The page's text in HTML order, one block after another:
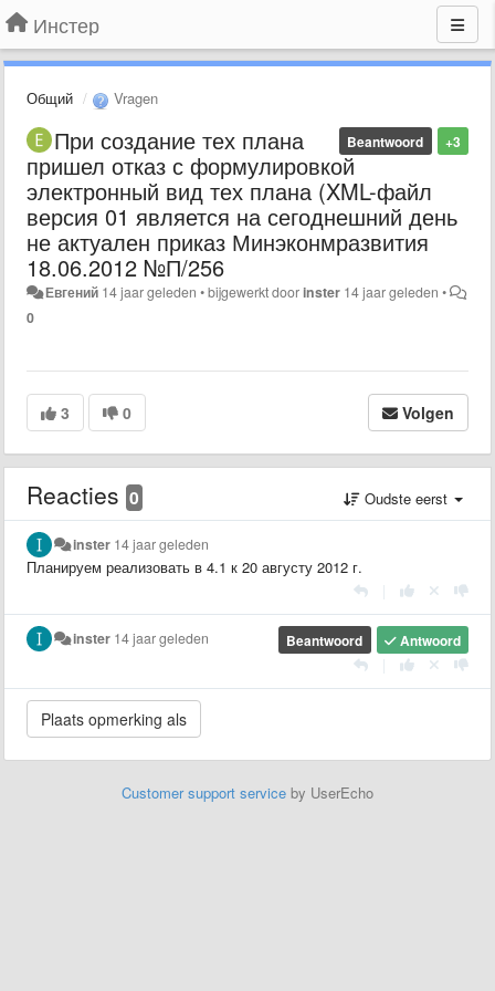
Инстер
Общий Vragen
+3
Beantwoord
При создание тех плана
пришел отказ с формулировкой
электронный вид тех плана (XML-файл
версия 01 является на сегоднешний день
не актуален приказ Минэконмразвития
18.06.2012 №П/256
Евгений 14 jaar geleden •bijgewerkt doorinster 14 jaar geleden •
0
3 0 Volgen
Reacties 0 Oudste eerst
inster 14 jaar geleden
Планируем реализовать в 4.1 к 20 августу 2012 г.
Antwoord
Beantwoord
inster 14 jaar geleden
Customer support service by UserEcho